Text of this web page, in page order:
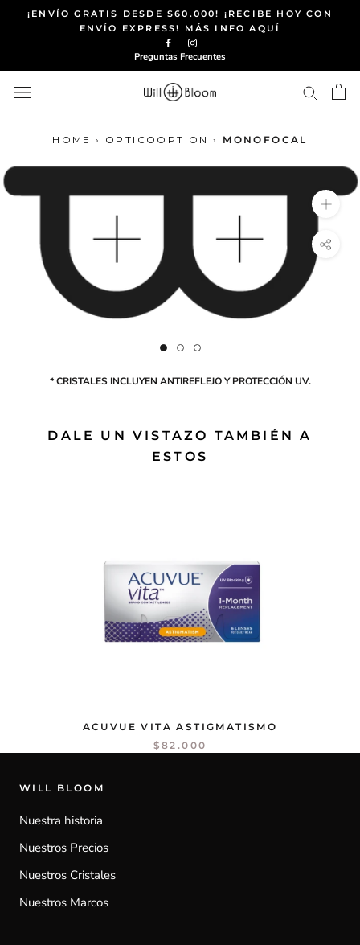
Saltar¡ENVÍO GRATIS DESDE $60.000! ¡RECIBE HOY CON
ENVÍO EXPRESS! MÁS INFO AQUÍ
Preguntas Frecuentes
HOME › OPTICOOPTION › MONOFOCAL
* CRISTALES INCLUYEN ANTIREFLEJO Y PROTECCIÓN UV.
DALE UN VISTAZO TAMBIÉN A
ESTOS
ACUVUE VITA ASTIGMATISMO
$82.000
WILL BLOOM
Nuestra historia
Nuestros Precios
Nuestros Cristales
Nuestros Marcos